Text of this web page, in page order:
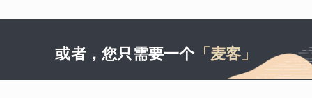
或者，您只需要一个「麦客」